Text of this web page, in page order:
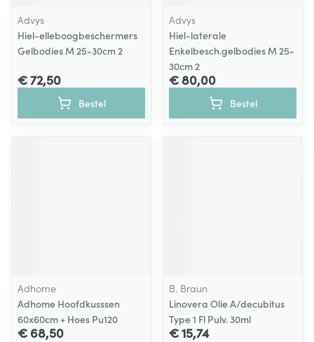
Advys
Hiel-elleboogbeschermers
Gelbodies M 25-30cm 2
€ 72,50
Bestel
Advys
Hiel-laterale
Enkelbesch.gelbodies M 25-
30cm 2
€ 80,00
Bestel
Adhome
Adhome Hoofdkusssen
60x60cm + Hoes Pu120
€ 68,50
B. Braun
Linovera Olie A/decubitus
Type 1 Fl Pulv. 30ml
€ 15,74